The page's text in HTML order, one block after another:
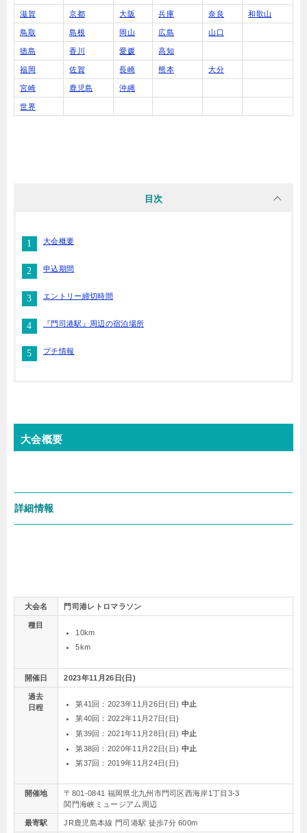
滋賀 京都 大阪 兵庫 奈良 和歌山
鳥取 島根 岡山 広島 山口
徳島 香川 愛媛 高知
福岡 佐賀 長崎 熊本 大分
宮崎 鹿児島 沖縄
世界
目次
大会概要
申込期間
エントリー締切時間
『門司港駅』周辺の宿泊場所
プチ情報
大会概要
詳細情報
大会名 門司港レトロマラソン
種目
10km
5km
開催日 2023年11月26日(日)
過去
日程
第41回：2023年11月26日(日) 中止
第40回：2022年11月27日(日)
第39回：2021年11月28日(日) 中止
第38回：2020年11月22日(日) 中止
第37回：2019年11月24日(日)
開催地
〒801-0841 福岡県北九州市門司区西海岸1丁目3-3
関門海峡ミュージアム周辺
最寄駅 JR鹿児島本線 門司港駅 徒歩7分 600m